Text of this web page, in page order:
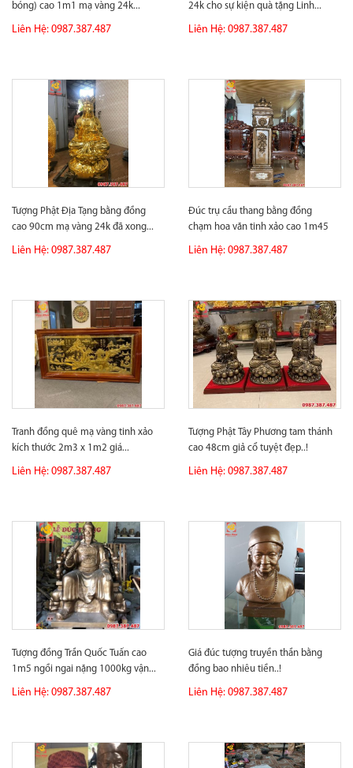
bóng) cao 1m1 mạ vàng 24k...
Liên Hệ: 0987.387.487
24k cho sự kiện quà tặng Linh...
Liên Hệ: 0987.387.487
Tượng Phật Địa Tạng bằng đồng
cao 90cm mạ vàng 24k đã xong...
Liên Hệ: 0987.387.487
Đúc trụ cầu thang bằng đồng
chạm hoa văn tinh xảo cao 1m45
Liên Hệ: 0987.387.487
Tranh đồng quê mạ vàng tinh xảo
kích thước 2m3 x 1m2 giá...
Liên Hệ: 0987.387.487
Tượng Phật Tây Phương tam thánh
cao 48cm giả cổ tuyệt đẹp..!
Liên Hệ: 0987.387.487
Tượng đồng Trần Quốc Tuấn cao
1m5 ngồi ngai nặng 1000kg vận...
Liên Hệ: 0987.387.487
Giá đúc tượng truyền thần bằng
đồng bao nhiêu tiền..!
Liên Hệ: 0987.387.487